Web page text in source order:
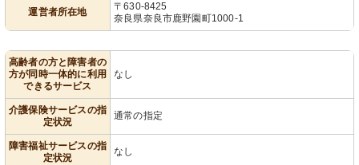
運営者所在地
〒630-8425
奈良県奈良市鹿野園町1000-1
高齢者の方と障害者の
方が同時一体的に利用
できるサービス
なし
介護保険サービスの指
定状況
通常の指定
障害福祉サービスの指
定状況
なし